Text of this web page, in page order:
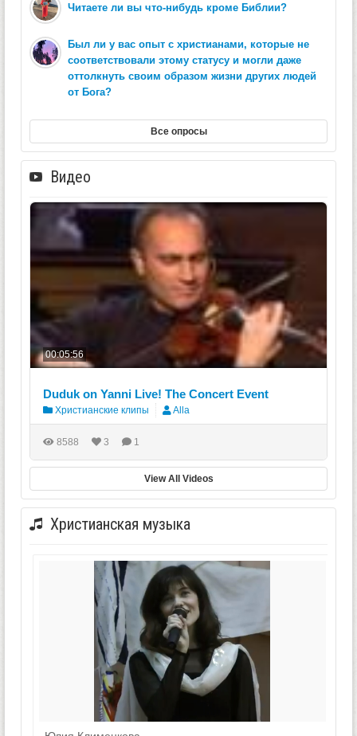
Читаете ли вы что-нибудь кроме Библии?
Был ли у вас опыт с христианами, которые не
соответствовали этому статусу и могли даже
оттолкнуть своим образом жизни других людей
от Бога?
Все опросы
Видео
00:05:56
Duduk on Yanni Live! The Concert Event
Христианские клипы Alla
8588 3 1
View All Videos
Христианская музыка